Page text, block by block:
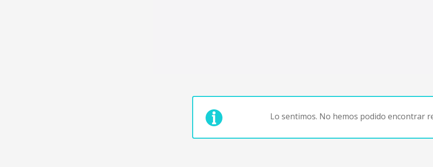
Lo sentimos. No hemos podido encontrar